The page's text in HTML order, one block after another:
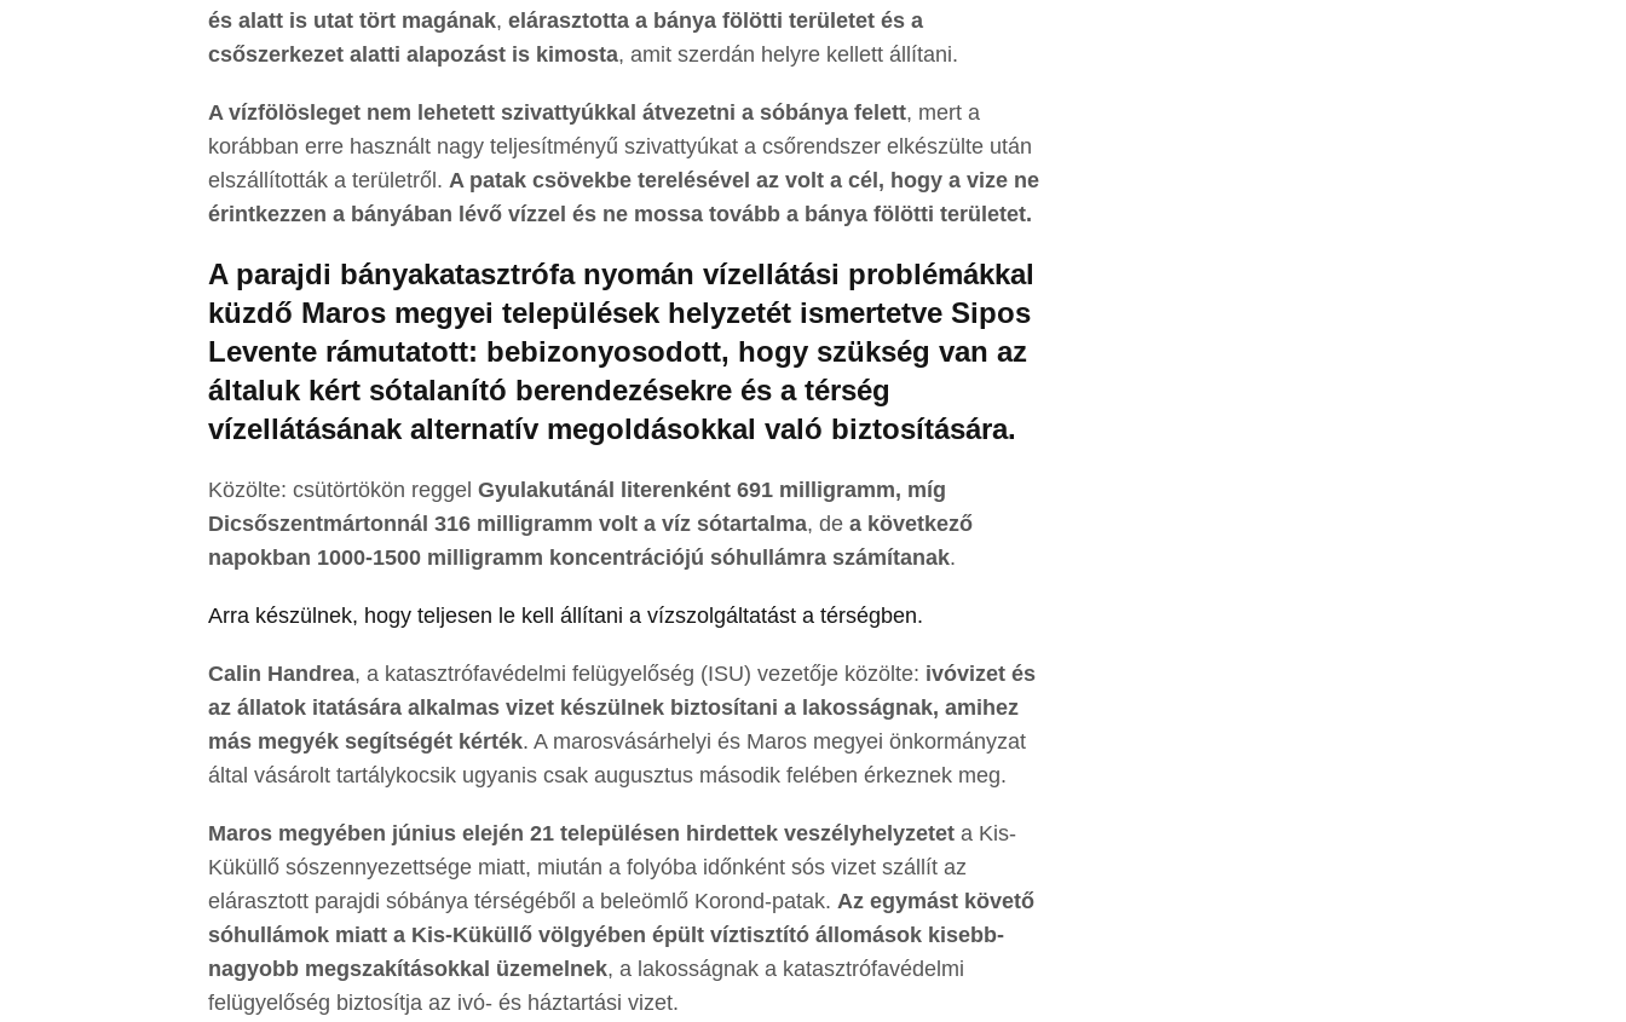
és alatt is utat tört magának, elárasztotta a bánya fölötti területet és a
csőszerkezet alatti alapozást is kimosta, amit szerdán helyre kellett állítani.
A vízfölösleget nem lehetett szivattyúkkal átvezetni a sóbánya felett, mert a
korábban erre használt nagy teljesítményű szivattyúkat a csőrendszer elkészülte után
elszállították a területről. A patak csövekbe terelésével az volt a cél, hogy a vize ne
érintkezzen a bányában lévő vízzel és ne mossa tovább a bánya fölötti területet.
A parajdi bányakatasztrófa nyomán vízellátási problémákkal
küzdő Maros megyei települések helyzetét ismertetve Sipos
Levente rámutatott: bebizonyosodott, hogy szükség van az
általuk kért sótalanító berendezésekre és a térség
vízellátásának alternatív megoldásokkal való biztosítására.
Közölte: csütörtökön reggel Gyulakutánál literenként 691 milligramm, míg
Dicsőszentmártonnál 316 milligramm volt a víz sótartalma, de a következő
napokban 1000-1500 milligramm koncentrációjú sóhullámra számítanak.
Arra készülnek, hogy teljesen le kell állítani a vízszolgáltatást a térségben.
Calin Handrea, a katasztrófavédelmi felügyelőség (ISU) vezetője közölte: ivóvizet és
az állatok itatására alkalmas vizet készülnek biztosítani a lakosságnak, amihez
más megyék segítségét kérték. A marosvásárhelyi és Maros megyei önkormányzat
által vásárolt tartálykocsik ugyanis csak augusztus második felében érkeznek meg.
Maros megyében június elején 21 településen hirdettek veszélyhelyzetet a Kis-
Küküllő sószennyezettsége miatt, miután a folyóba időnként sós vizet szállít az
elárasztott parajdi sóbánya térségéből a beleömlő Korond-patak. Az egymást követő
sóhullámok miatt a Kis-Küküllő völgyében épült víztisztító állomások kisebb-
nagyobb megszakításokkal üzemelnek, a lakosságnak a katasztrófavédelmi
felügyelőség biztosítja az ivó- és háztartási vizet.